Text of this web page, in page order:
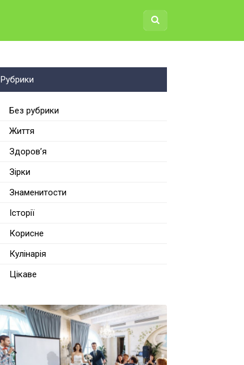
Рубрики
Без рубрики
Життя
Здоров’я
Зірки
Знаменитости
Історії
Корисне
Кулінарія
Цікаве